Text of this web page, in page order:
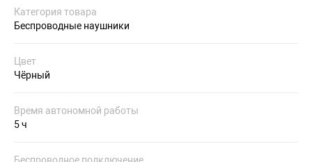
Категория товара
Беспроводные наушники
Цвет
Чёрный
Время автономной работы
5 ч